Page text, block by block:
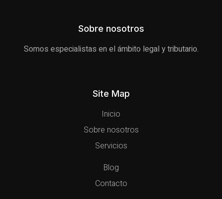
Sobre nosotros
Somos especialistas en el ámbito legal y tributario.
Site Map
Inicio
Sobre nosotros
Servicios
Blog
Contacto